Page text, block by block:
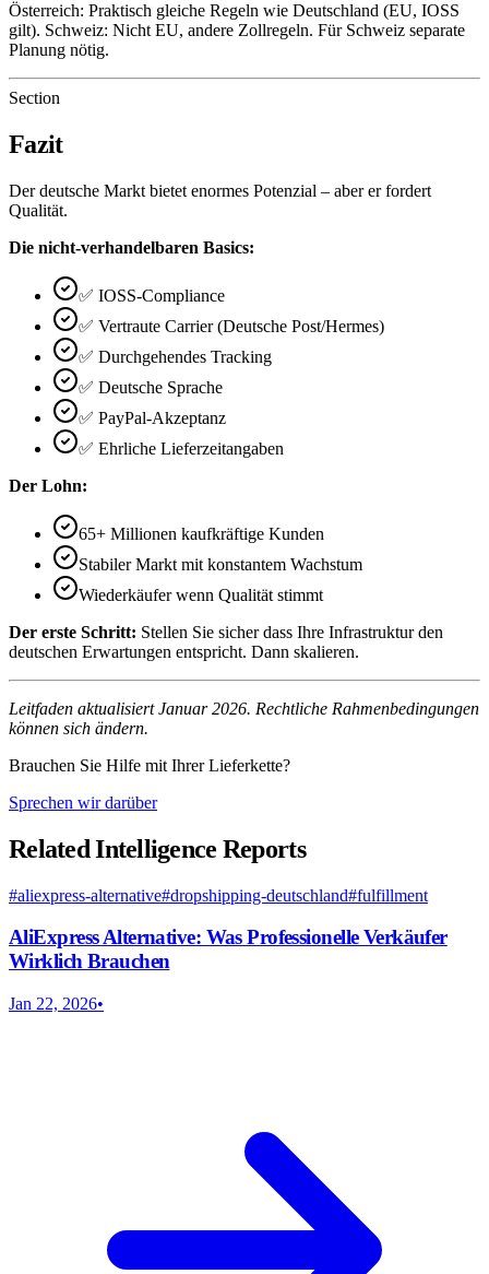
Österreich: Praktisch gleiche Regeln wie Deutschland (EU, IOSS
gilt). Schweiz: Nicht EU, andere Zollregeln. Für Schweiz separate
Planung nötig.
Section
Fazit
Der deutsche Markt bietet enormes Potenzial – aber er fordert
Qualität.
Die nicht-verhandelbaren Basics:
✅ IOSS-Compliance
✅ Vertraute Carrier (Deutsche Post/Hermes)
✅ Durchgehendes Tracking
✅ Deutsche Sprache
✅ PayPal-Akzeptanz
✅ Ehrliche Lieferzeitangaben
Der Lohn:
65+ Millionen kaufkräftige Kunden
Stabiler Markt mit konstantem Wachstum
Wiederkäufer wenn Qualität stimmt
Der erste Schritt: Stellen Sie sicher dass Ihre Infrastruktur den
deutschen Erwartungen entspricht. Dann skalieren.
Leitfaden aktualisiert Januar 2026. Rechtliche Rahmenbedingungen
können sich ändern.
Brauchen Sie Hilfe mit Ihrer Lieferkette?
Sprechen wir darüber
Related Intelligence Reports
#aliexpress-alternative#dropshipping-deutschland#fulfillment
AliExpress Alternative: Was Professionelle Verkäufer
Wirklich Brauchen
Jan 22, 2026•